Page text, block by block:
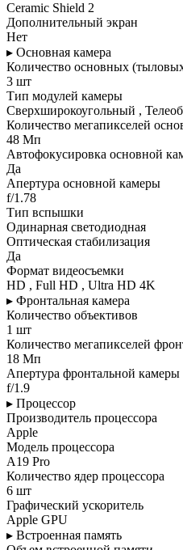
Ceramic Shield 2
Дополнительный экран
Нет
▸ Основная камера
Количество основных
3 шт
Тип модулей камеры
Сверхширокоугольный ,
Количество мегапикселей
48 Мп
Автофокусировка основной
Да
Апертура основной камеры
f/1.78
Тип вспышки
Одинарная светодиодная
Оптическая стабилизация
Да
Формат видеосъемки
HD , Full HD , Ultra HD 4K
▸ Фронтальная камера
Количество объективов
1 шт
Количество мегапикселей
18 Мп
Апертура фронтальной камеры
f/1.9
▸ Процессор
Производитель процессора
Apple
Модель процессора
A19 Pro
Количество ядер процессора
6 шт
Графический ускоритель
Apple GPU
▸ Встроенная память